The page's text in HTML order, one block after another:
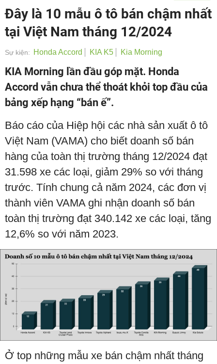
Đây là 10 mẫu ô tô bán chậm nhất
tại Việt Nam tháng 12/2024
Sự kiện: Honda Accord KIA K5 Kia Morning
KIA Morning lần đầu góp mặt. Honda
Accord vẫn chưa thể thoát khỏi top đầu của
bảng xếp hạng “bán ế”.
Báo cáo của Hiệp hội các nhà sản xuất ô tô
Việt Nam (VAMA) cho biết doanh số bán
hàng của toàn thị trường tháng 12/2024 đạt
31.598 xe các loại, giảm 29% so với tháng
trước. Tính chung cả năm 2024, các đơn vị
thành viên VAMA ghi nhận doanh số bán
toàn thị trường đạt 340.142 xe các loại, tăng
12,6% so với năm 2023.
Ở top những mẫu xe bán chậm nhất tháng